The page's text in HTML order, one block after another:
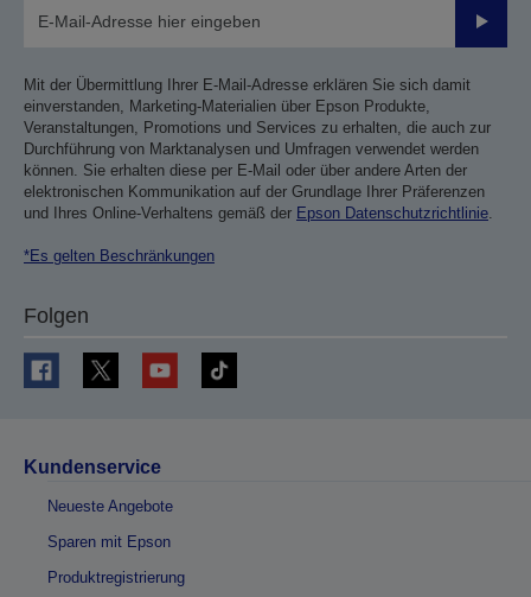
Mit der Übermittlung Ihrer E-Mail-Adresse erklären Sie sich damit
einverstanden, Marketing-Materialien über Epson Produkte,
Veranstaltungen, Promotions und Services zu erhalten, die auch zur
Durchführung von Marktanalysen und Umfragen verwendet werden
können. Sie erhalten diese per E-Mail oder über andere Arten der
elektronischen Kommunikation auf der Grundlage Ihrer Präferenzen
und Ihres Online-Verhaltens gemäß der Epson Datenschutzrichtlinie.
*Es gelten Beschränkungen
Folgen
Kundenservice
Neueste Angebote
Sparen mit Epson
Produktregistrierung